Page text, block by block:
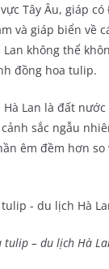
Tây Âu, giáp
và giáp biển về
Lan không thể
đồng hoa tulip.
Lan là đất
sắc ngẫu
êm đềm hơn
tulip – du lịch Hà